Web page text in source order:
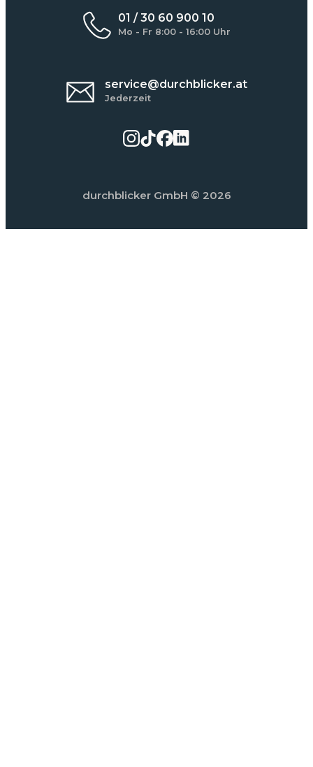
01 / 30 60 900 10
Mo - Fr 8:00 - 16:00 Uhr
service@durchblicker.at
Jederzeit
durchblicker GmbH © 2026